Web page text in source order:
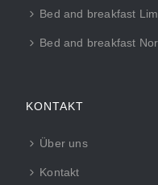
Bed and breakfast
Bed and breakfast
KONTAKT
Über uns
Kontakt